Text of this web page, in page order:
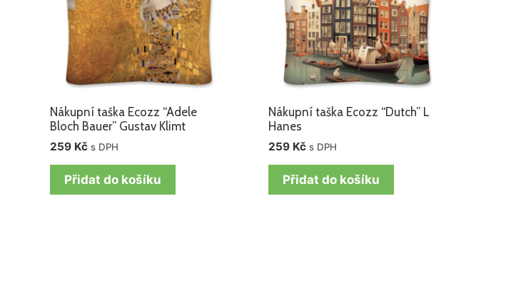
Nákupní taška Ecozz “Adele
Bloch Bauer” Gustav Klimt
259 Kč s DPH
Přidat do košíku
Nákupní taška Ecozz “Dutch” L
Hanes
259 Kč s DPH
Přidat do košíku